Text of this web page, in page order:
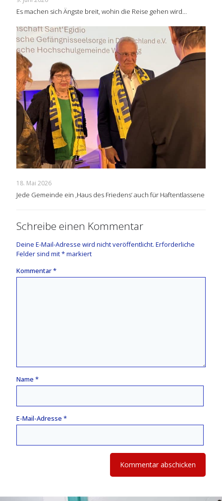
Es machen sich Ängste breit, wohin die Reise gehen wird…
18. Mai 2026
Jede Gemeinde ein ‚Haus des Friedens‘ auch für Haftentlassene
Schreibe einen Kommentar
Deine E-Mail-Adresse wird nicht veröffentlicht. Erforderliche
Felder sind mit*markiert
Kommentar*
Name *
E-Mail-Adresse *